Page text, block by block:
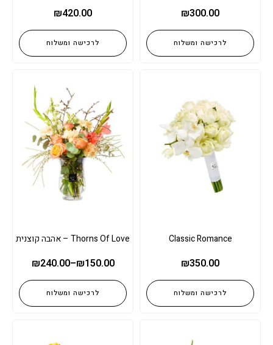
₪300.00
לרכישה ומשלוח
₪420.00
לרכישה ומשלוח
Classic Romance
₪350.00
לרכישה ומשלוח
Thorns Of Love – אהבה קוצנית
₪150.00
–
₪240.00
לרכישה ומשלוח